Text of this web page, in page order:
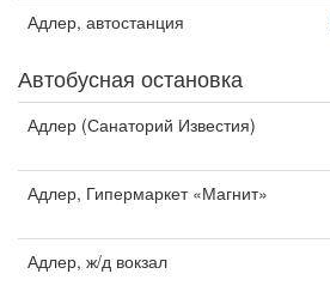
Адлер, автостанция
Автобусная остановка
Адлер (Санаторий Известия)
Адлер, Гипермаркет «Магнит»
Адлер, ж/д вокзал